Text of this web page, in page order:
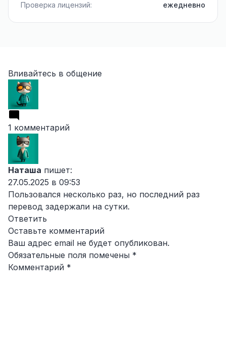
Проверка лицензий:
ежедневно
Вливайтесь в общение
1 комментарий
Наташа пишет:
27.05.2025 в 09:53
Пользовался несколько раз, но последний раз
перевод задержали на сутки.
Ответить
Оставьте комментарий
Ваш адрес email не будет опубликован.
Обязательные поля помечены *
Комментарий *